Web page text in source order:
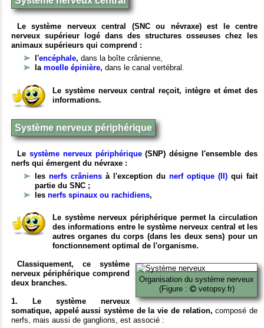
Le système nerveux central (SNC ou névraxe) est le centre
nerveux supérieur logé dans des structures osseuses chez les
animaux supérieurs qui comprend :
l'encéphale, dans la boîte crânienne,
la moelle épinière, dans le canal vertébral.
Le système nerveux central reçoit, intègre et émet des
informations.
Système nerveux périphérique
Le système nerveux périphérique(SNP) désigne l'ensemble des
nerfs qui émergent du névraxe :
les nerfs crâniens à l'exception du nerf optique (II) qui fait
partie du SNC ;
les nerfs spinaux ou rachidiens,
Le système nerveux périphérique permet la circulation
des informations entre le système nerveux central et les
autres organes du corps (dans les deux sens) pour un
fonctionnement optimal de l'organisme.
Organisation du système nerveux
(Figure :
vetopsy.fr)
Classiquement, ce système
nerveux périphérique comprend
deux branches.
1. Le système nerveux
somatique, appelé aussi système de la vie de relation, composé de
nerfs, mais aussi de ganglions, est associé :